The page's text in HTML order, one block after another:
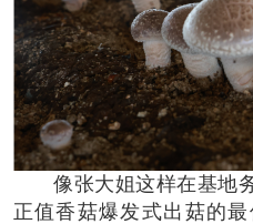
像张大姐这样在基地务
正值香菇爆发式出菇的